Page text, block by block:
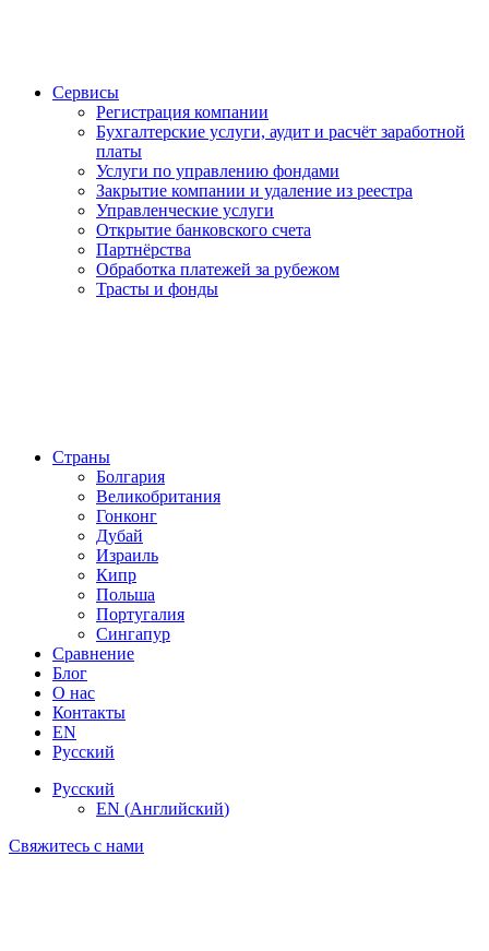
Сервисы
Регистрация компании
Бухгалтерские услуги, аудит и расчёт заработной
платы
Услуги по управлению фондами
Закрытие компании и удаление из реестра
Управленческие услуги
Открытие банковского счета
Партнёрства
Обработка платежей за рубежом
Трасты и фонды
Страны
Болгария
Великобритания
Гонконг
Дубай
Израиль
Кипр
Польша
Португалия
Сингапур
Сравнение
Блог
О нас
Контакты
EN
Русский
Русский
EN (Английский)
Свяжитесь с нами